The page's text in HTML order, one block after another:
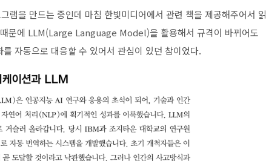
램을 만드는 중인데 마침 한빛미디어에서 관련 책을 제공해주어서 읽
문에 LLM(Large Language Model)을 활용해서 규격이 바뀌어도
자동으로 대응할 수 있어서 관심이 있던 참이었다.